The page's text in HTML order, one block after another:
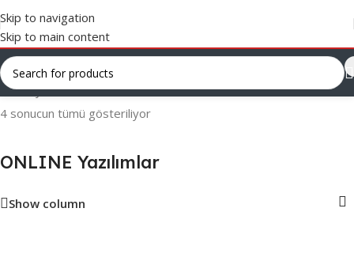
Skip to navigation
Skip to main content
Ana Sayfa/Lisans ve Yazılımlar/ONLINE Yazılımlar
4 sonucun tümü gösteriliyor
ONLINE Yazılımlar
Show column